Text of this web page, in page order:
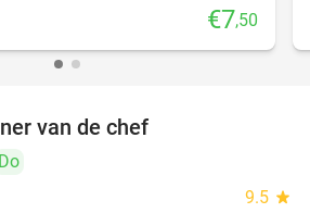
€7,50
van de chef
Do
9.5 star